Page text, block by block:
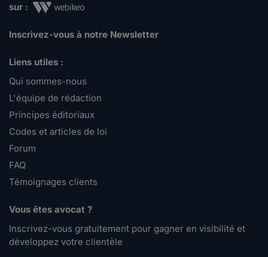
sur :
Inscrivez-vous à notre Newsletter
Liens utiles :
Qui sommes-nous
L'équipe de rédaction
Principes éditoriaux
Codes et articles de loi
Forum
FAQ
Témoignages clients
Vous êtes avocat ?
Inscrivez-vous gratuitement pour gagner en visibilité et
développez votre clientèle